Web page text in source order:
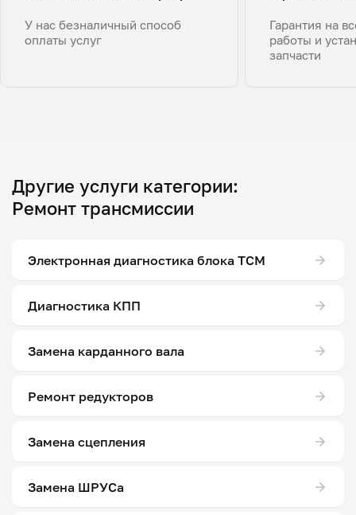
У нас безналичный способ
оплаты услуг
Гарантия на
работы и
запчасти
Другие услуги категории:
Ремонт трансмиссии
Электронная диагностика блока ТСМ
Диагностика КПП
Замена карданного вала
Ремонт редукторов
Замена сцепления
Замена ШРУСа